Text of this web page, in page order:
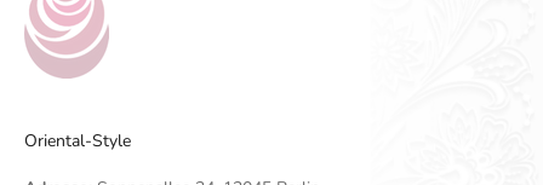
Oriental-Style